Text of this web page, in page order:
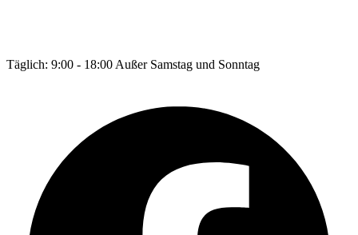
Täglich: 9:00 - 18:00 Außer Samstag und Sonntag